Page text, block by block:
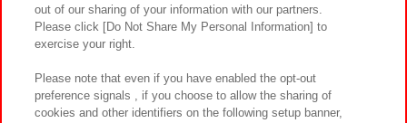
プライバシーポリシー ウェブアクセシビリティ方針と検証結果
お取引先さまとともに
カスタマーハラスメント対応方針 よくあるご質問・お問い合わせ
out of our sharing of your information with our partners.
Please click [Do Not Share My Personal Information] to
exercise your right.
Please note that even if you have enabled the opt-out
preference signals , if you choose to allow the sharing of
cookies and other identifiers on the following setup banner,